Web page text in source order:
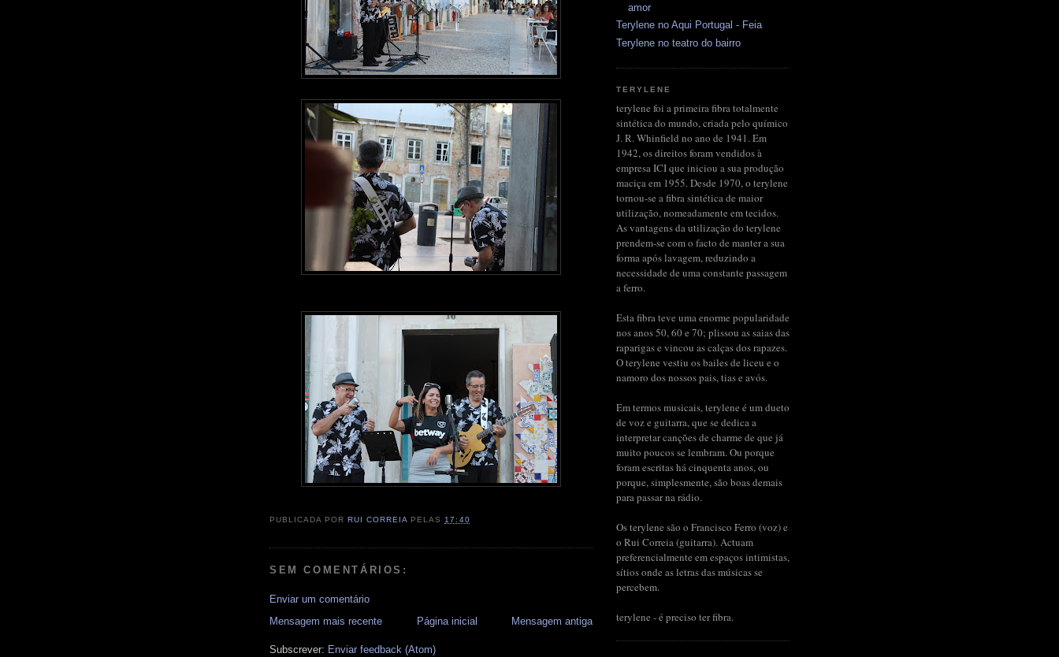
PUBLICADA POR RUI CORREIA PELAS17:40
SEM COMENTÁRIOS:
Enviar um comentário
Mensagem mais recente
Mensagem antiga
Página inicial
Subscrever: Enviar feedback (Atom)
amor
Terylene no Aqui Portugal - Feia
Terylene no teatro do bairro
TERYLENE
terylene foi a primeira fibra totalmente
sintética do mundo, criada pelo químico
J. R. Whinfield no ano de 1941. Em
1942, os direitos foram vendidos à
empresa ICI que iniciou a sua produção
maciça em 1955. Desde 1970, o terylene
tornou-se a fibra sintética de maior
utilização, nomeadamente em tecidos.
As vantagens da utilização do terylene
prendem-se com o facto de manter a sua
forma após lavagem, reduzindo a
necessidade de uma constante passagem
a ferro.
Esta fibra teve uma enorme popularidade
nos anos 50, 60 e 70; plissou as saias das
raparigas e vincou as calças dos rapazes.
O terylene vestiu os bailes de liceu e o
namoro dos nossos pais, tias e avós.
Em termos musicais, terylene é um dueto
de voz e guitarra, que se dedica a
interpretar canções de charme de que já
muito poucos se lembram. Ou porque
foram escritas há cinquenta anos, ou
porque, simplesmente, são boas demais
para passar na rádio.
Os terylene são o Francisco Ferro (voz) e
o Rui Correia (guitarra). Actuam
preferencialmente em espaços intimistas,
sítios onde as letras das músicas se
percebem.
terylene - é preciso ter fibra.